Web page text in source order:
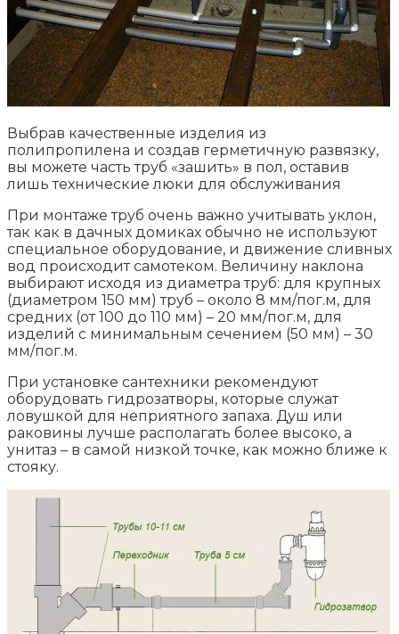
Выбрав качественные изделия из
полипропилена и создав герметичную развязку,
вы можете часть труб «зашить» в пол, оставив
лишь технические люки для обслуживания
При монтаже труб очень важно учитывать уклон,
так как в дачных домиках обычно не используют
специальное оборудование, и движение сливных
вод происходит самотеком. Величину наклона
выбирают исходя из диаметра труб: для крупных
(диаметром 150 мм) труб – около 8 мм/пог.м, для
средних (от 100 до 110 мм) – 20 мм/пог.м, для
изделий с минимальным сечением (50 мм) – 30
мм/пог.м.
При установке сантехники рекомендуют
оборудовать гидрозатворы, которые служат
ловушкой для неприятного запаха. Душ или
раковины лучше располагать более высоко, а
унитаз – в самой низкой точке, как можно ближе к
стояку.